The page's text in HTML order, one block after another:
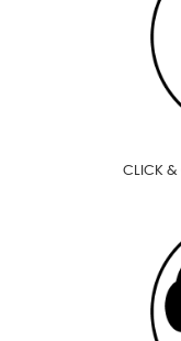
CLICK &